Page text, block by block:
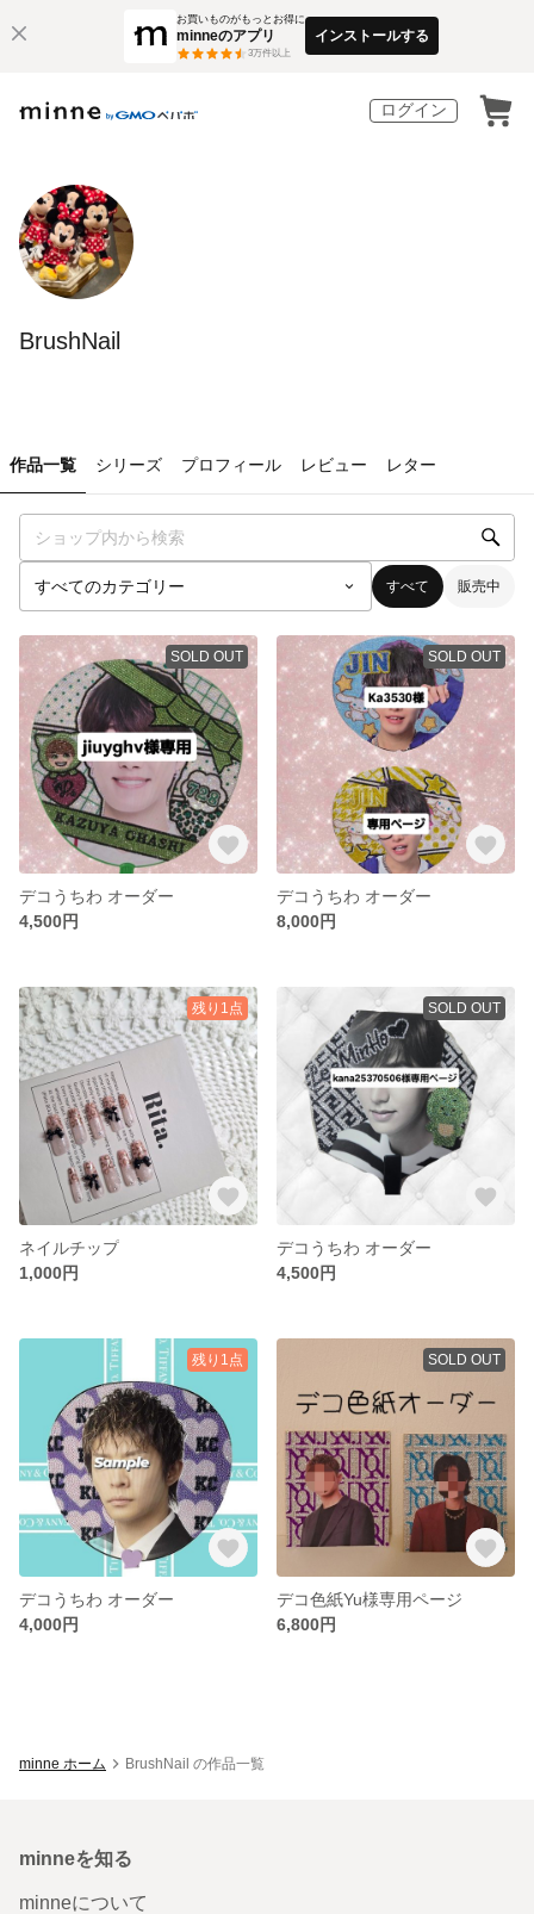
お買いものがもっとお得に
minneのアプリ
3万件以上
インストールする
ログイン
BrushNail
作品一覧 シリーズ プロフィール レビュー レター
すべて 販売中
SOLD OUT
デコうちわ オーダー
4,500円
SOLD OUT
デコうちわ オーダー
8,000円
残り1点
ネイルチップ
1,000円
SOLD OUT
デコうちわ オーダー
4,500円
残り1点
デコうちわ オーダー
4,000円
SOLD OUT
デコ色紙Yu様専用ページ
6,800円
minne ホーム BrushNail の作品一覧
minneを知る
minneについて